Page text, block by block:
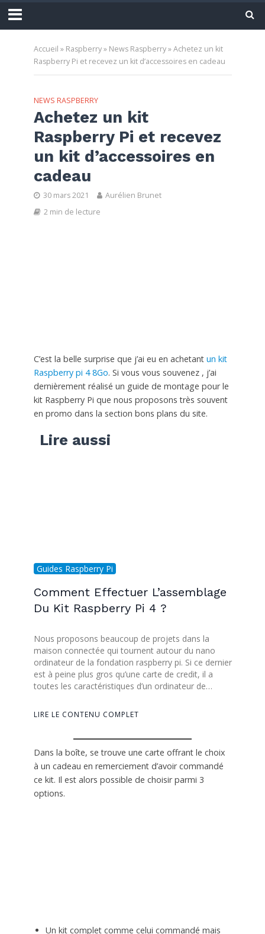
Accueil » Raspberry» News Raspberry»Achetez un kit
Raspberry Pi et recevez un kit d’accessoires en cadeau
NEWS RASPBERRY
Achetez un kit
Raspberry Pi et recevez
un kit d’accessoires en
cadeau
30 mars 2021
Aurélien Brunet
2 min de lecture
C’est la belle surprise que j’ai eu en achetant un kit
Raspberry pi 4 8Go. Si vous vous souvenez , j’ai
dernièrement réalisé un guide de montage pour le
kit Raspberry Pi que nous proposons très souvent
en promo dans la section bons plans du site.
Lire aussi
Guides Raspberry Pi
Comment Effectuer L’assemblage
Du Kit Raspberry Pi 4 ?
Nous proposons beaucoup de projets dans la
maison connectée qui tournent autour du nano
ordinateur de la fondation raspberry pi. Si ce dernier
est à peine plus gros qu’une carte de credit, il a
toutes les caractéristiques d’un ordinateur de…
LIRE LE CONTENU COMPLET
Dans la boîte, se trouve une carte offrant le choix
à un cadeau en remerciement d’avoir commandé
ce kit. Il est alors possible de choisir parmi 3
options.
Un kit complet comme celui commandé mais